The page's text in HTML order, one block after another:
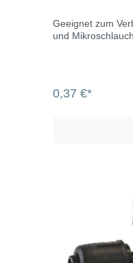
Geeignet zum
und
0,37 €*